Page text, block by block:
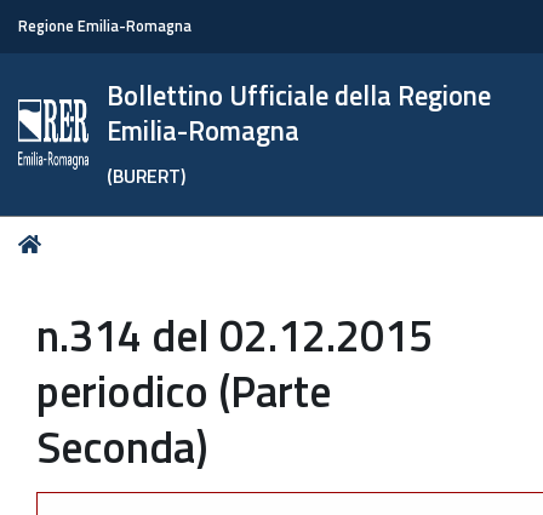
Regione Emilia-Romagna
Bollettino Ufficiale della Regione
Emilia-Romagna
(BURERT)
Tu
n.314 del 02.12.2015
periodico (Parte
Seconda)